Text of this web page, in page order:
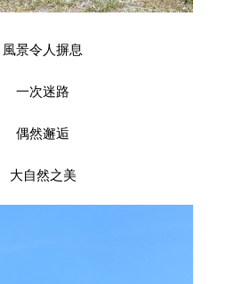
風景令人摒息
一次迷路
偶然邂逅
大自然之美